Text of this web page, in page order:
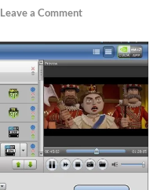
Leave a Comment